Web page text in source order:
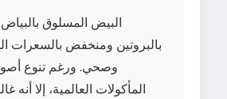
البيض المسلوق
بالبروتين ومنخفض بالسعرات
وصحي. ورغم تنوع
المأكولات العالمية، إلا أنه